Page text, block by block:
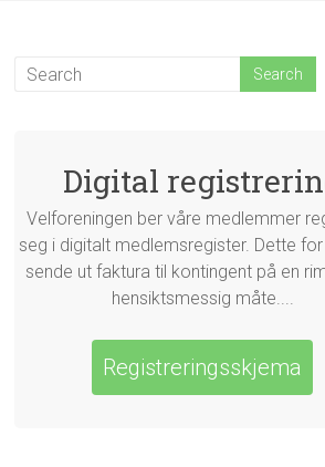
Digital
Velforeningen ber våre medlemmer
seg i digitalt medlemsregister. Dette for
sende ut faktura til kontingent på en
hensiktsmessig måte....
Registreringsskjema